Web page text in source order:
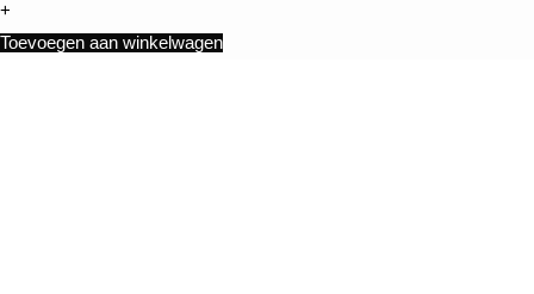
+
Toevoegen aan winkelwagen